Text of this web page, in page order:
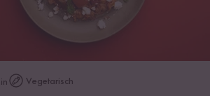
Vegetarisch